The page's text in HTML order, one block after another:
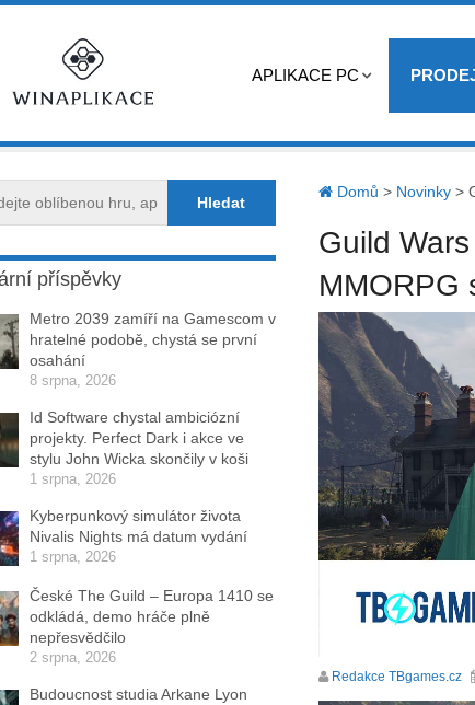
APLIKACE PC
Domů > Novinky>
Guild
MMORPG
Redakce TBgames.cz
příspěvky
Metro 2039 zamíří na Gamescom v
hratelné podobě, chystá se první
osahání
8 srpna, 2026
Id Software chystal ambiciózní
projekty. Perfect Dark i akce ve
stylu John Wicka skončily v koši
1 srpna, 2026
Kyberpunkový simulátor života
Nivalis Nights má datum vydání
1 srpna, 2026
České The Guild – Europa 1410 se
odkládá, demo hráče plně
nepřesvědčilo
2 srpna, 2026
Budoucnost studia Arkane Lyon